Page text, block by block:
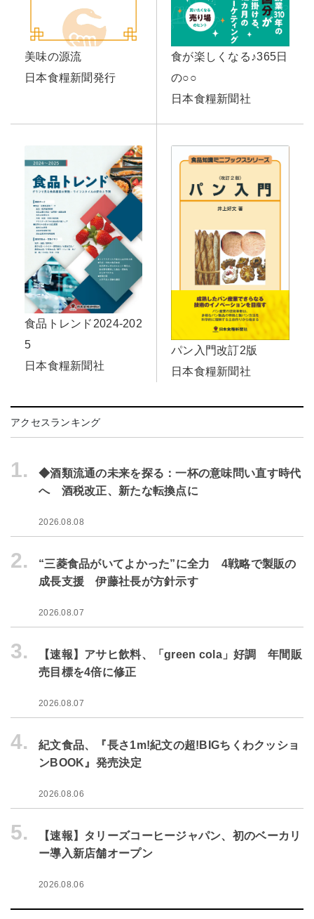
美味の源流
日本食糧新聞発行
食が楽しくなる♪365日
の○○
日本食糧新聞社
食品トレンド2024-202
5
日本食糧新聞社
パン入門改訂2版
日本食糧新聞社
アクセスランキング
1.
◆酒類流通の未来を探る：一杯の意味問い直す時代
へ 酒税改正、新たな転換点に
2026.08.08
2.
“三菱食品がいてよかった”に全力 4戦略で製販の
成長支援 伊藤社長が方針示す
2026.08.07
3.
【速報】アサヒ飲料、「green cola」好調 年間販
売目標を4倍に修正
2026.08.07
4.
紀文食品、『長さ1m!紀文の超!BIGちくわクッショ
ンBOOK』発売決定
2026.08.06
5.
【速報】タリーズコーヒージャパン、初のベーカリ
ー導入新店舗オープン
2026.08.06